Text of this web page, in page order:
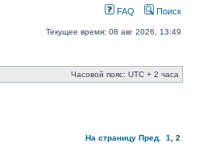
FAQ Поиск
Текущее время: 08 авг 2026, 13:49
Часовой пояс: UTC + 2 часа
На страницу Пред. 1 2